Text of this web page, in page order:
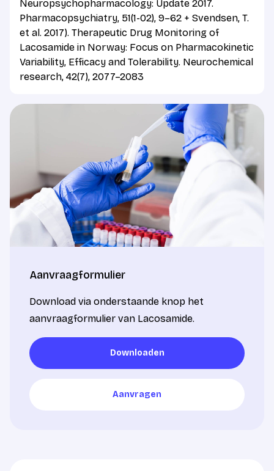
Neuropsychopharmacology: Update 2017.
Pharmacopsychiatry, 51(1-02), 9–62 + Svendsen, T.
et al. 2017). Therapeutic Drug Monitoring of
Lacosamide in Norway: Focus on Pharmacokinetic
Variability, Efficacy and Tolerability. Neurochemical
research, 42(7), 2077–2083
Aanvraagformulier
Download via onderstaande knop het
aanvraagformulier van Lacosamide.
Downloaden
Aanvragen